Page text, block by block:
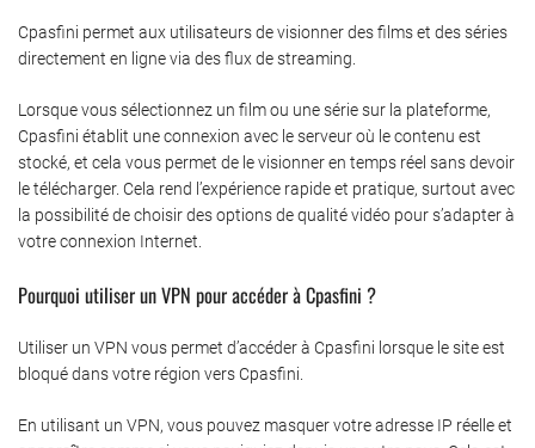
Cpasfini permet aux utilisateurs de visionner des films et des séries
directement en ligne via des flux de streaming.
Lorsque vous sélectionnez un film ou une série sur la plateforme,
Cpasfini établit une connexion avec le serveur où le contenu est
stocké, et cela vous permet de le visionner en temps réel sans devoir
le télécharger. Cela rend l’expérience rapide et pratique, surtout avec
la possibilité de choisir des options de qualité vidéo pour s’adapter à
votre connexion Internet.
Pourquoi utiliser un VPN pour accéder à Cpasfini ?
Utiliser un VPN vous permet d’accéder à Cpasfini lorsque le site est
bloqué dans votre région vers Cpasfini.
En utilisant un VPN, vous pouvez masquer votre adresse IP réelle et